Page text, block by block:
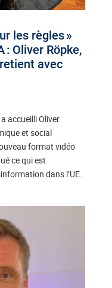
les règles »
: Oliver Röpke,
avec
accueilli Oliver
et social
format vidéo
ce qui est
dans l’UE.